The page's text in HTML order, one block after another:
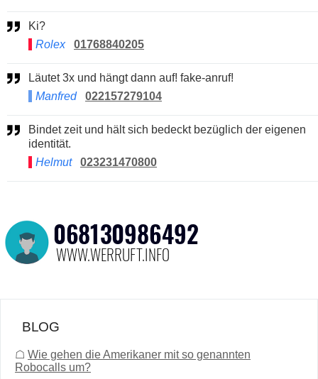
Ki?
Rolex
01768840205
Läutet 3x und hängt dann auf! fake-anruf!
Manfred
022157279104
Bindet zeit und hält sich bedeckt bezüglich der eigenen
identität.
Helmut
023231470800
BLOG
☖ Wie gehen die Amerikaner mit so genannten
Robocalls um?